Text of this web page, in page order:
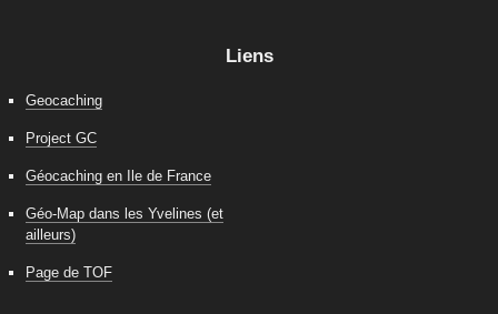
Liens
Geocaching
Project GC
Géocaching en Ile de France
Géo-Map dans les Yvelines (et
ailleurs)
Page de TOF